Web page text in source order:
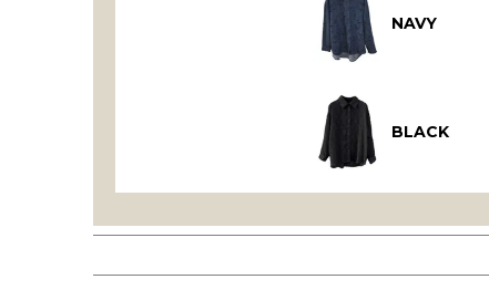
NAVY
BLACK